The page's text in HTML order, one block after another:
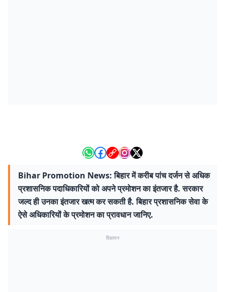
Bihar Promotion News: बिहार में करीब पांच दर्जन से अधिक
प्रशासनिक पदाधिकारियों को अपने प्रमोशन का इंतजार है. सरकार
जल्द ही उनका इंतजार खत्म कर सकती है. बिहार प्रशासनिक सेवा के
ऐसे अधिकारियों के प्रमोशन का प्रावधान जानिए.
विज्ञापन